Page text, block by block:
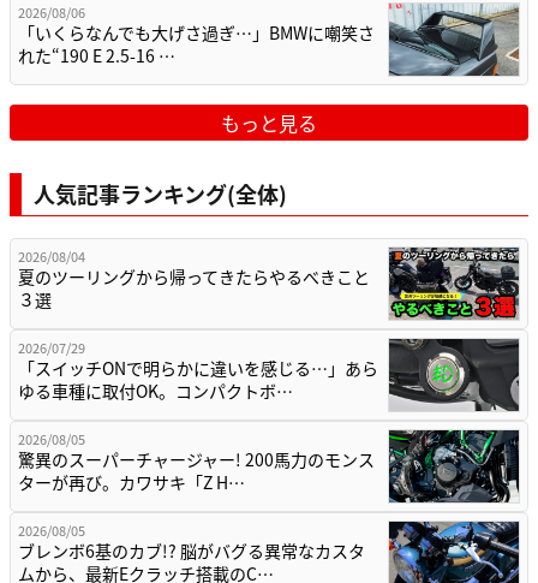
2026/08/06
「いくらなんでも大げさ過ぎ…」BMWに嘲笑さ
れた“190 E 2.5-16 …
もっと見る
人気記事ランキング(全体)
2026/08/04
夏のツーリングから帰ってきたらやるべきこと
３選
2026/07/29
「スイッチONで明らかに違いを感じる…」あら
ゆる車種に取付OK。コンパクトボ…
2026/08/05
驚異のスーパーチャージャー! 200馬力のモンス
ターが再び。カワサキ「Z H…
2026/08/05
ブレンボ6基のカブ!? 脳がバグる異常なカスタ
ムから、最新Eクラッチ搭載のC…